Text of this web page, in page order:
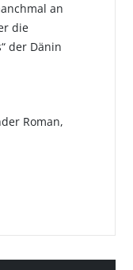
an
die
der Dänin
Roman,